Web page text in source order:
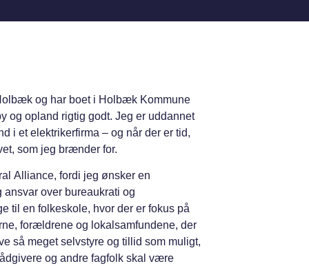
og har boet i Holbæk Kommune
og opland rigtig godt. Jeg er uddannet
i et elektrikerfirma – og når der er tid,
som jeg brænder for.
Alliance, fordi jeg ønsker en
over bureaukrati og
til en folkeskole, hvor der er fokus på
forældrene og lokalsamfundene, der
så meget selvstyre og tillid som muligt,
og andre fagfolk skal være